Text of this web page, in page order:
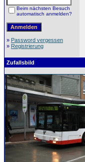
Beim nächsten Besuch
automatisch anmelden?
» Password vergessen
» Registrierung
Zufallsbild